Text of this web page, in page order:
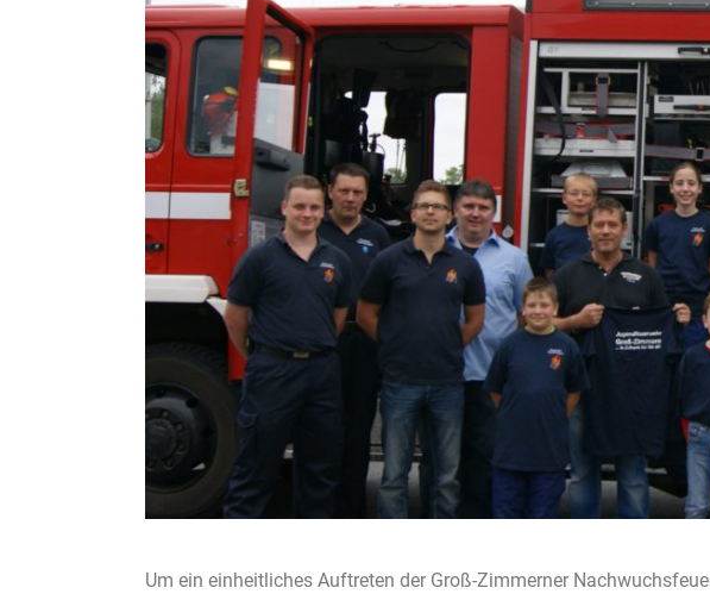
Um ein einheitliches Auftreten der Groß-Zimmerner